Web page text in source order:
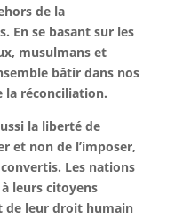
de la
En se basant sur les
musulmans et
bâtir dans nos
la réconciliation.
la liberté de
et non de l’imposer,
Les nations
leurs citoyens
de leur droit humain